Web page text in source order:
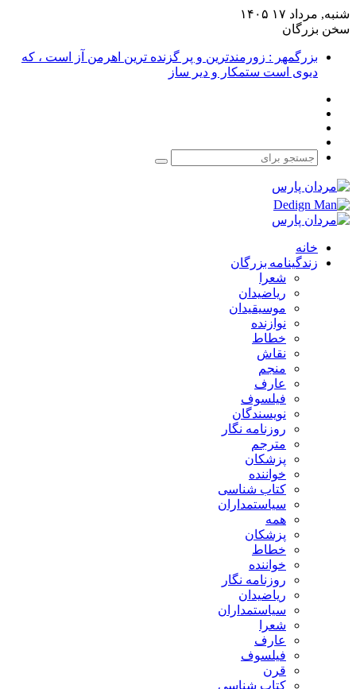
شنبه, مرداد ۱۷ ۱۴۰۵
سخن بزرگان
بزرگمهر : زورمندترین و پر گزنده ترین اهرمن آز است ، که
دیوی است ستمکار و دیر ساز
جستجو
خانه
زندگینامه بزرگان
شعرا
ریاضیدان
موسیقیدان
نوازنده
خطاط
نقاش
منجم
عارف
فیلسوف
نویسندگان
روزنامه نگار
مترجم
پزشکان
خواننده
کتاب شناسی
سیاستمداران
همه
پزشکان
خطاط
خواننده
روزنامه نگار
ریاضیدان
سیاستمداران
شعرا
عارف
فیلسوف
قرن
کتاب شناسی